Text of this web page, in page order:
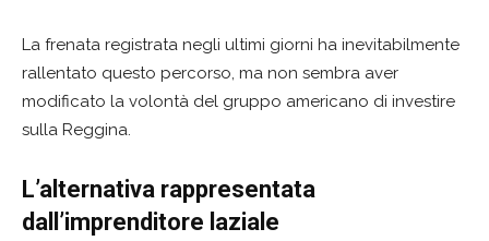
La frenata registrata negli ultimi giorni ha inevitabilmente
rallentato questo percorso, ma non sembra aver
modificato la volontà del gruppo americano di investire
sulla Reggina.
L’alternativa rappresentata
dall’imprenditore laziale